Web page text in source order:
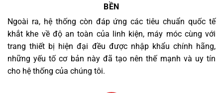
BỀN
Ngoài ra, hệ thống còn đáp ứng các tiêu chuẩn quốc tế
khắt khe về độ an toàn của linh kiện, máy móc cùng với
trang thiết bị hiện đại đều được nhập khẩu chính hãng,
những yếu tố cơ bản này đã tạo nên thế mạnh và uy tín
cho hệ thống của chúng tôi.